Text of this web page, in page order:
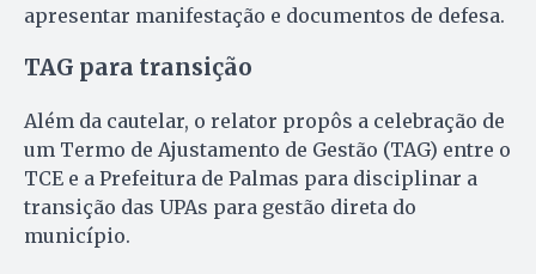
apresentar manifestação e documentos de defesa.
TAG para transição
Além da cautelar, o relator propôs a celebração de
um Termo de Ajustamento de Gestão (TAG) entre o
TCE e a Prefeitura de Palmas para disciplinar a
transição das UPAs para gestão direta do
município.